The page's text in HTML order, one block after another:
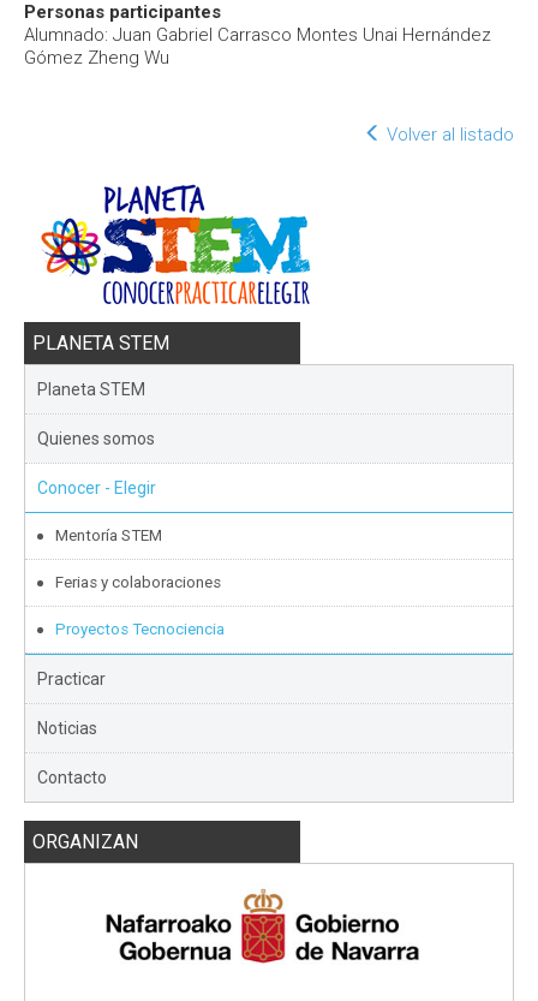
Personas participantes
Alumnado: Juan Gabriel Carrasco Montes Unai Hernández
Gómez Zheng Wu
Volver al listado
PLANETA STEM
Planeta STEM
Quienes somos
Conocer - Elegir
Mentoría STEM
Ferias y colaboraciones
Proyectos Tecnociencia
Practicar
Noticias
Contacto
ORGANIZAN